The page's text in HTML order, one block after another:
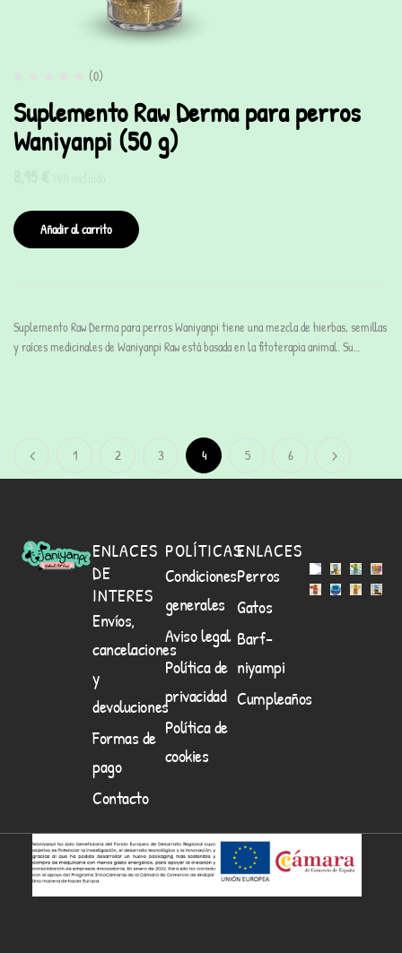
(0)
Suplemento Raw Derma para perros
Waniyanpi (50 g)
Añadir al carrito
Suplemento Raw Derma para perros Waniyanpi tiene una mezcla de hierbas, semillas
y raíces medicinales de Waniyanpi Raw está basada en la fitoterapia animal. Su…
1 2 3 4 5 6
ENLACES
DE
INTERES
Envíos,
cancelaciones
y
devoluciones
Formas de
pago
Contacto
POLÍTICAS
Condiciones
generales
Aviso legal
Política de
privacidad
Política de
cookies
ENLACES
Perros
Gatos
Barf-
niyampi
Cumpleaños